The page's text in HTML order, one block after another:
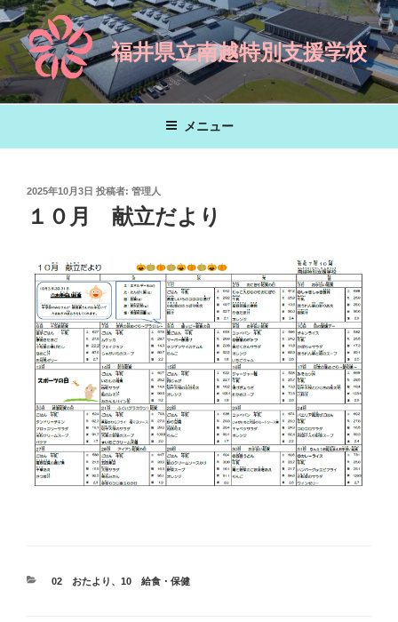
コ
ン
テ
ン
ツ
福井県立南越特別支援学校
メニュー
投
日:
2025年10月3日 投稿者: 管理人
１０月 献立だより
カ
02 おたより 、 10 給食・保健